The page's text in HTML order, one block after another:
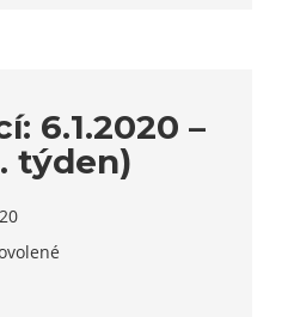
6.1.2020 –
týden)